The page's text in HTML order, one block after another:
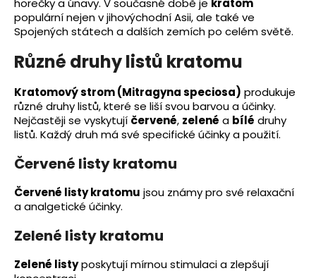
horečky a únavy. V současné době je kratom
populární nejen v jihovýchodní Asii, ale také ve
Spojených státech a dalších zemích po celém světě.
Různé druhy listů kratomu
Kratomový strom (Mitragyna speciosa) produkuje
různé druhy listů, které se liší svou barvou a účinky.
Nejčastěji se vyskytují červené, zelené a bílé druhy
listů. Každý druh má své specifické účinky a použití.
Červené listy kratomu
Červené listy kratomu jsou známy pro své relaxační
a analgetické účinky.
Zelené listy kratomu
Zelené listyposkytují mírnou stimulaci a zlepšují